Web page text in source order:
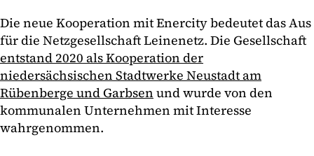
Die neue Kooperation mit Enercity bedeutet das Aus
für die Netzgesellschaft Leinenetz. Die Gesellschaft
entstand 2020 als Kooperation der
niedersächsischen Stadtwerke Neustadt am
Rübenberge und Garbsen und wurde von den
kommunalen Unternehmen mit Interesse
wahrgenommen.